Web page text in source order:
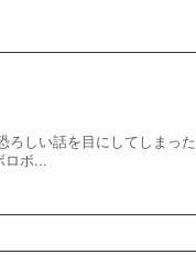
ろしい話を目にしてしまった
ロボ...